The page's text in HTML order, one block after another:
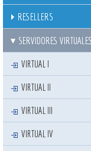
RESELLERS
SERVIDORES VIRTUALES
VIRTUAL I
VIRTUAL II
VIRTUAL III
VIRTUAL IV